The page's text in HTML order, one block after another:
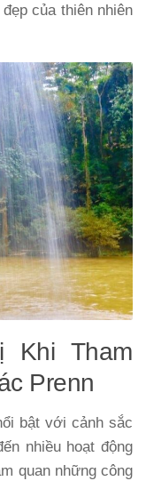
của thiên nhiên
Khi Tham
Prenn
bật với cảnh sắc
nhiều hoạt động
quan những công